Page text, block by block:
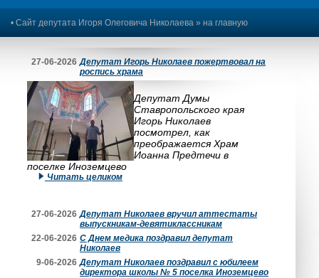
• Сайт депутата Игоря Олеговича Николаева » на главную
27-06-2026 Депутат Игорь Николаев пожертвовал на
роспись храма
Депутат Думы
Ставропольского края
Игорь Николаев
посмотрел, как
преображается Храм
Иоанна Предтечи в
поселке Иноземцево
Читать целиком
27-06-2026 Депутат Николаев вручил аттестаты
выпускникам-девятиклассникам
22-06-2026 С Днем медика поздравил депутат
Николаев
9-06-2026 Депутат Николаев поздравил с юбилеем
директора школы № 5 поселка Иноземцево